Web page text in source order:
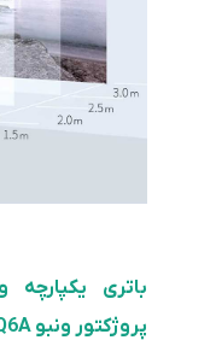
باتری
پروژکتور ونبو WANBO Q6A